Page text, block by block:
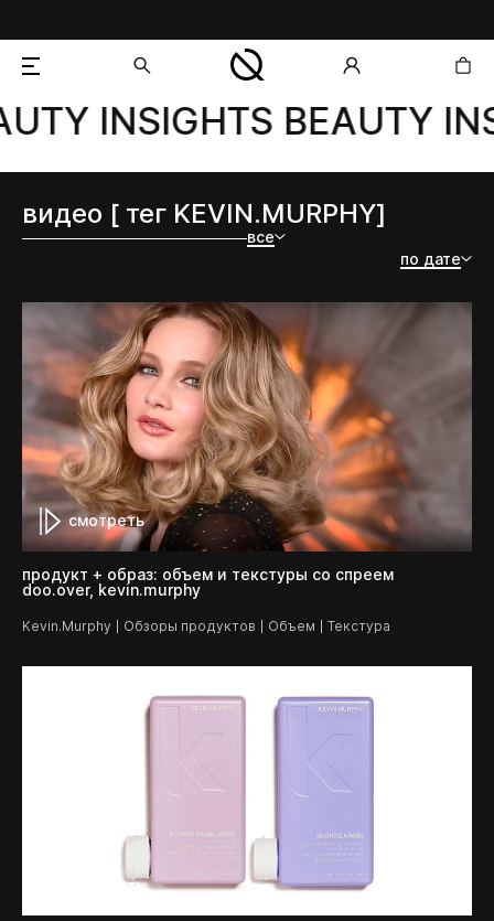
добавлен в корзину
INSIGHTS BEAUTY
все
видео [ тег KEVIN.MURPHY]
по дате
смотреть
продукт + образ: объем и текстуры со спреем
doo.over, kevin.murphy
Kevin.Murphy Обзоры продуктов Объем Текстура
смотреть